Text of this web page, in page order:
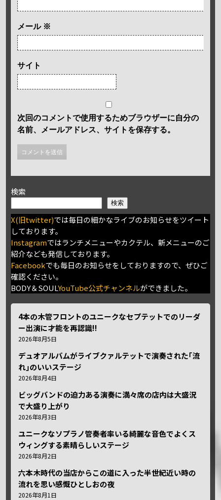
メール ※
サイト
次回のコメントで使用するためブラウザーに自分の
名前、メールアドレス、サイトを保存する。
検索
検索
X(旧twitter)では毎日の細かなライブのお知らせをツイート
しております。
Instagramではランチメニューやカクテル、新メニューのご
紹介なども発信しております。
Facebookでも毎日のお知らせをしておりますので、ぜひご
確認ください。
BODY＆SOULYouTube公式チャンネルができました。
4本の木管フロントのユニークなセプテットでのリーダ
ー出演に才能を再認識!!
2026年8月5日
デュオアルバムがライブクァルテットで演奏された｢流
れ｣のいいステージ
2026年8月4日
ビッグバンドの迫力ある演奏に満々席の店内は大盛況
で大盛り上がり
2026年8月3日
ユニークなソプラノ管奏者率いる綺麗な音色でよくス
ウィングする素晴らしいステージ
2026年8月2日
六本木時代の当店からこの道に入った半世紀近い時の
流れを思い感慨ひとしおの夜
2026年8月1日